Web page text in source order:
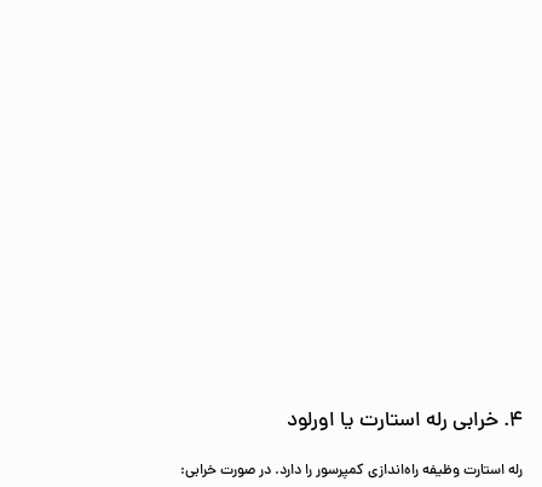
4. خرابی رله استارت یا اورلود
رله استارت وظیفه راه‌اندازی کمپرسور را دارد. در صورت خرابی: